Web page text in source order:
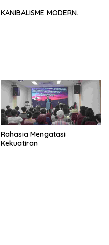
KANIBALISME MODERN.
Rahasia Mengatasi
Kekuatiran